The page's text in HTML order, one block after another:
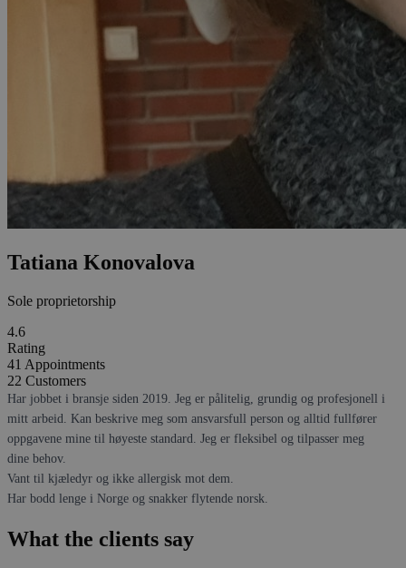
Tatiana Konovalova
Sole proprietorship
4.6
Rating
41 Appointments
22 Customers
Har jobbet i bransje siden 2019. Jeg er pålitelig, grundig og profesjonell i
mitt arbeid. Kan beskrive meg som ansvarsfull person og alltid fullfører
oppgavene mine til høyeste standard. Jeg er fleksibel og tilpasser meg
dine behov.
Vant til kjæledyr og ikke allergisk mot dem.
Har bodd lenge i Norge og snakker flytende norsk.
What the clients say